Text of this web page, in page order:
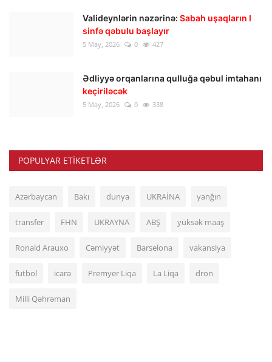
Valideynlərin nəzərinə: Sabah uşaqların I
sinfə qəbulu başlayır
5 May, 2026 0 427
Ədliyyə orqanlarına qulluğa qəbul imtahanı
keçiriləcək
5 May, 2026 0 338
POPULYAR ETIKETLƏR
Azərbaycan Bakı dunya UKRAİNA yanğın
transfer FHN UKRAYNA ABŞ yüksək maaş
Ronald Arauxo Cəmiyyət Barselona vakansiya
futbol icarə Premyer Liqa La Liqa dron
Milli Qəhrəman